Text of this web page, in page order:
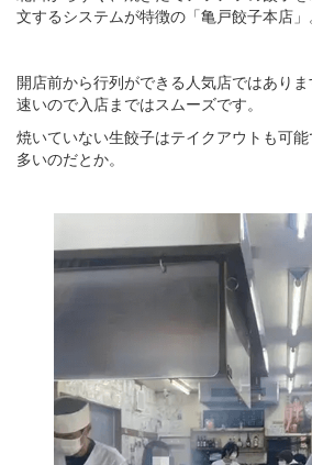
文するシステムが特徴の「亀戸餃子本店」。
開店前から行列ができる人気店ではあり
速いので入店まではスムーズです。
焼いていない生餃子はテイクアウトも可
多いのだとか。